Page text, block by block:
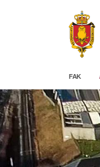
FAK